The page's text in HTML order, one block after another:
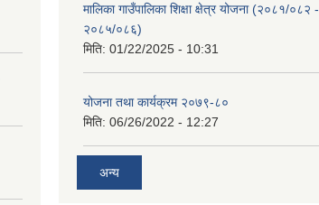
मालिका गाउँपालिका शिक्षा क्षेत्र योजना (२०८१/०८२ -
२०८५/०८६)
मिति: 01/22/2025 - 10:31
योजना तथा कार्यक्रम २०७९-८०
मिति: 06/26/2022 - 12:27
अन्य